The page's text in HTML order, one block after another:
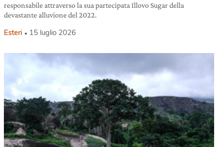
responsabile attraverso la sua partecipata Illovo Sugar della
devastante alluvione del 2022.
Esteri 15 luglio 2026